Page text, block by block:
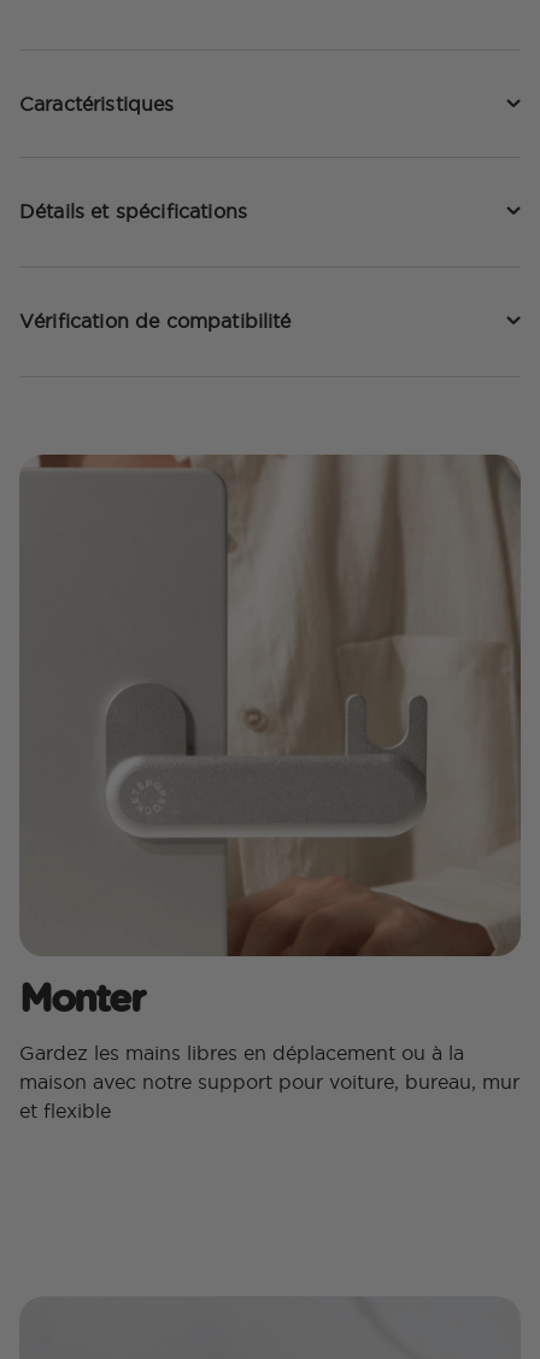
Caractéristiques
Détails et spécifications
Vérification de compatibilité
Monter
Gardez les mains libres en déplacement ou à la
maison avec notre support pour voiture, bureau, mur
et flexible